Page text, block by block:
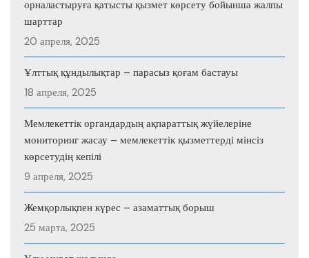
орналастыруға қатысты қызмет көрсету бойынша жалпы
шарттар
20 апреля, 2025
Ұлттық құндылықтар – парасыз қоғам бастауы
18 апреля, 2025
Мемлекеттік органдардың ақпараттық жүйелеріне
мониторинг жасау – мемлекеттік қызметтерді мінсіз
көрсетудің кепілі
9 апреля, 2025
Жемқорлықпен күрес – азаматтық борыш
25 марта, 2025